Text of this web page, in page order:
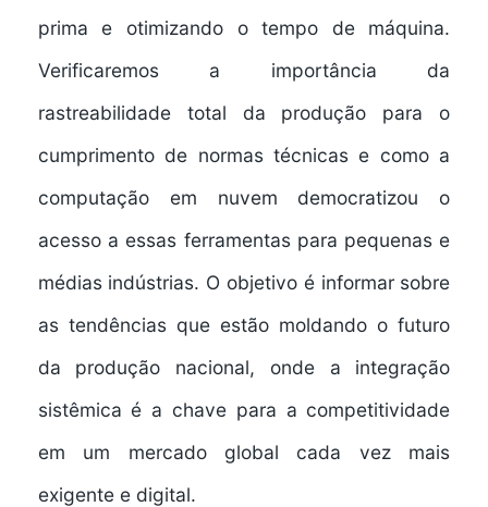
prima e otimizando o tempo de máquina.
Verificaremos a importância da
rastreabilidade total da produção para o
cumprimento de normas técnicas e como a
computação em nuvem democratizou o
acesso a essas ferramentas para pequenas e
médias indústrias. O objetivo é informar sobre
as tendências que estão moldando o futuro
da produção nacional, onde a integração
sistêmica é a chave para a competitividade
em um mercado global cada vez mais
exigente e digital.